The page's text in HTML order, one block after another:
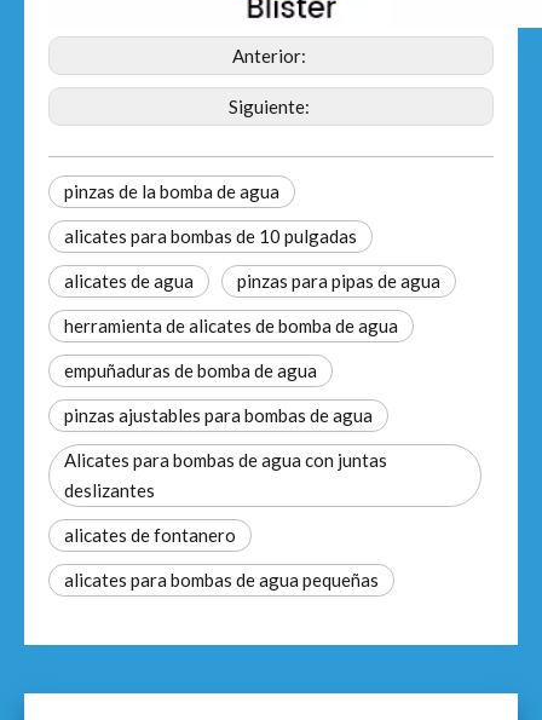
Anterior:
Siguiente:
pinzas de la bomba de agua
alicates para bombas de 10 pulgadas
alicates de agua pinzas para pipas de agua
herramienta de alicates de bomba de agua
empuñaduras de bomba de agua
pinzas ajustables para bombas de agua
Alicates para bombas de agua con juntas
deslizantes
alicates de fontanero
alicates para bombas de agua pequeñas